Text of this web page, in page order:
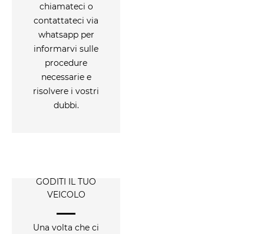
chiamateci o
contattateci via
whatsapp per
informarvi sulle
procedure
necessarie e
risolvere i vostri
dubbi.
GODITI IL TUO
VEICOLO
Una volta che ci